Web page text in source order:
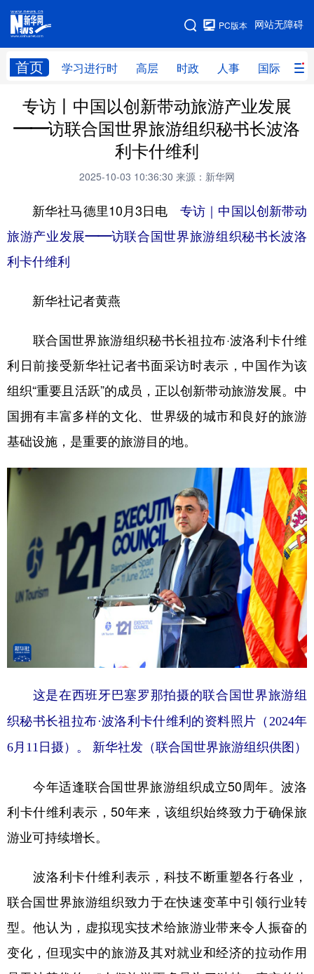
网站无障碍
PC版本
首页 学习进行时 高层 时政 人事 国际 财
网站地图
学习进行时 高层 时政 人事
国际 财经 网评 港澳
学术中国 乡村振兴 银龄 溯源中国
城市 旅游 能源 会展
彩票 娱乐 时尚
北京 天津 河北 山西
辽宁 吉林 上海 江苏
安徽 福建 江西
河南 湖北 湖南
海南 重庆
四川 贵州 云南 西藏
陕西 甘肃 青海 宁夏
新疆 内蒙古 黑龙江
English
专访丨中国以创新带动旅游产业发展
——访联合国世界旅游组织秘书长波洛
利卡什维利
2025-10-03 10:36:30 来源：新华网
新华社马德里10月3日电 专访｜中国以创新带动
旅游产业发展——访联合国世界旅游组织秘书长波洛
利卡什维利
新华社记者黄燕
联合国世界旅游组织秘书长祖拉布·波洛利卡什维
利日前接受新华社记者书面采访时表示，中国作为该
组织“重要且活跃”的成员，正以创新带动旅游发展。中
国拥有丰富多样的文化、世界级的城市和良好的旅游
基础设施，是重要的旅游目的地。
这是在西班牙巴塞罗那拍摄的联合国世界旅游组
织秘书长祖拉布·波洛利卡什维利的资料照片（2024年
6月11日摄）。 新华社发（联合国世界旅游组织供图）
今年适逢联合国世界旅游组织成立50周年。波洛
利卡什维利表示，50年来，该组织始终致力于确保旅
游业可持续增长。
波洛利卡什维利表示，科技不断重塑各行各业，
联合国世界旅游组织致力于在快速变革中引领行业转
型。他认为，虚拟现实技术给旅游业带来令人振奋的
变化，但现实中的旅游及其对就业和经济的拉动作用